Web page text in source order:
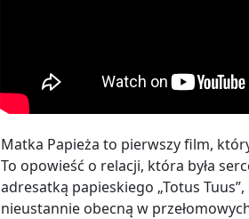
Matka Papieża to pierwszy film,
To opowieść o relacji, która była
adresatką papieskiego „Totus
nieustannie obecną w